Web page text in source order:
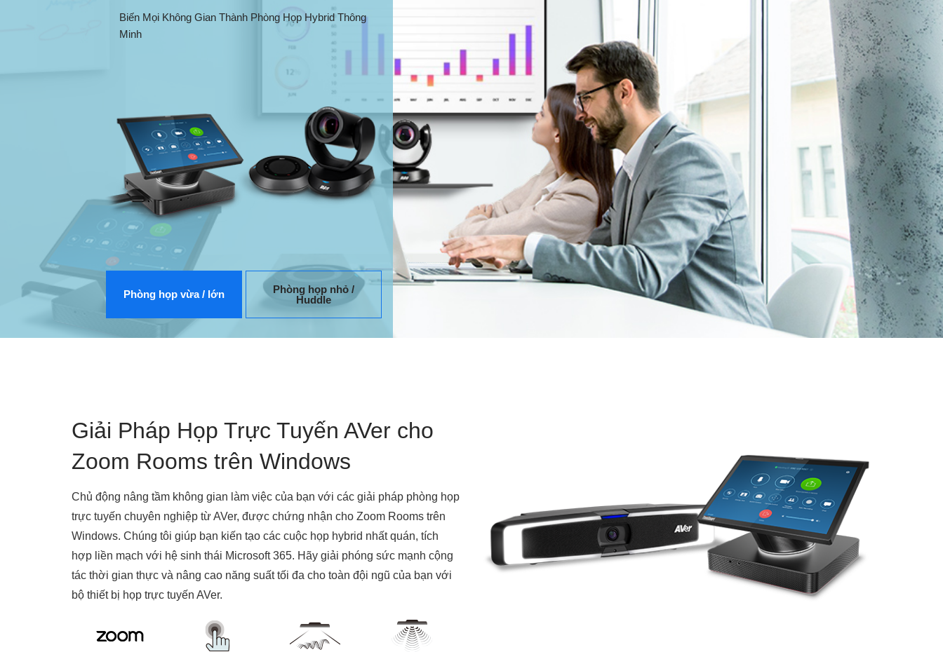
Biến Mọi Không Gian Thành Phòng Họp Hybrid Thông
Minh
Phòng họp vừa / lớn
Phòng họp nhỏ /
Huddle
Giải Pháp Họp Trực Tuyến AVer cho
Zoom Rooms trên Windows
Chủ động nâng tầm không gian làm việc của bạn với các giải pháp phòng họp
trực tuyến chuyên nghiệp từ AVer, được chứng nhận cho Zoom Rooms trên
Windows. Chúng tôi giúp bạn kiến tạo các cuộc họp hybrid nhất quán, tích
hợp liền mạch với hệ sinh thái Microsoft 365. Hãy giải phóng sức mạnh cộng
tác thời gian thực và nâng cao năng suất tối đa cho toàn đội ngũ của bạn với
bộ thiết bị họp trực tuyến AVer.